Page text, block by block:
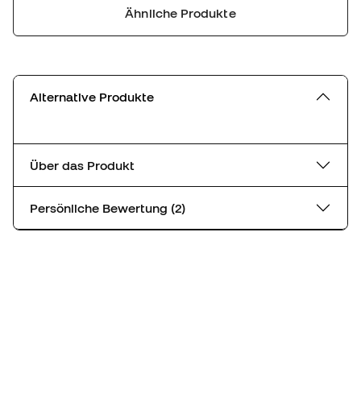
Ähnliche Produkte
Alternative Produkte
Über das Produkt
Persönliche Bewertung (2)